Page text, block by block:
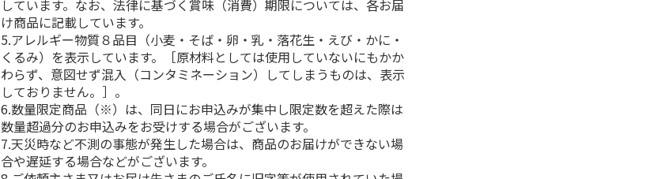
しています。なお、法律に基づく賞味（消費）期限については、各お届
け商品に記載しています。
5.アレルギー物質８品目（小麦・そば・卵・乳・落花生・えび・かに・
くるみ）を表示しています。［原材料としては使用していないにもかか
わらず、意図せず混入（コンタミネーション）してしまうものは、表示
しておりません。］。
6.数量限定商品（※）は、同日にお申込みが集中し限定数を超えた際は
数量超過分のお申込みをお受けする場合がございます。
7.天災時など不測の事態が発生した場合は、商品のお届けができない場
合や遅延する場合などがございます。